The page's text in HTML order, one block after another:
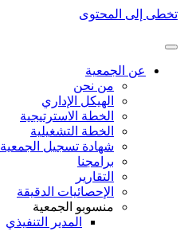
تخطى إلى المحتوى
عن الجمعية
من نحن
الهيكل الإداري
الخطة الاسترتيجية
الخطة التشغيلية
شهادة تسجيل الجمعية
برامجنا
التقارير
الإحصائيات الدقيقة
منسوبو الجمعية
المدير التنفيذي